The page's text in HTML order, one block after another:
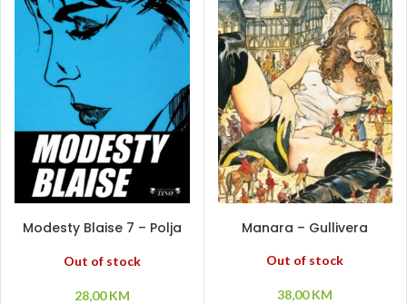
Modesty Blaise 7 – Polja
Out of stock
28,00KM
Manara – Gullivera
Out of stock
38,00KM